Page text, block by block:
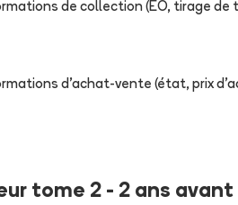
de collection (EO, tirage de
d'achat-vente (état, prix
tome 2 - 2 ans avant